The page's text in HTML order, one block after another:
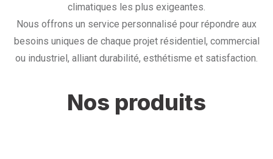
climatiques les plus exigeantes.
Nous offrons un service personnalisé pour répondre aux
besoins uniques de chaque projet résidentiel, commercial
ou industriel, alliant durabilité, esthétisme et satisfaction.
Nos produits